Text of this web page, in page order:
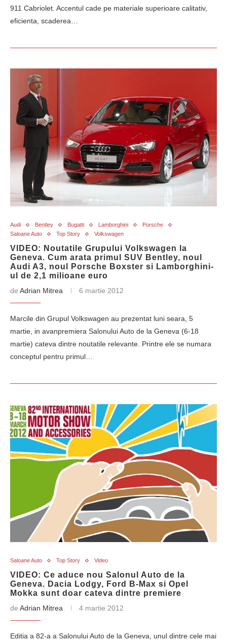
911 Cabriolet. Accentul cade pe materiale superioare calitativ,
eficienta, scaderea…
Audi Bentley Bugatti Lamborghini
Porsche
Saloane Auto
Top Story Volkswagen
VIDEO: Noutatile Grupului Volkswagen la
Geneva. Cum arata primul SUV Bentley, noul
Audi A3, noul Porsche Boxster si Lamborghini-
ul de 2,1 milioane euro
de Adrian Mitrea 6 martie 2012
Marcile din Grupul Volkswagen au prezentat luni seara, 5
martie, in avanpremiera Salonului Auto de la Geneva (6-18
martie) cateva dintre noutatile relevante. Printre ele se numara
conceptul pentru primul…
Saloane Auto Top Story Video
VIDEO: Ce aduce nou Salonul Auto de la
Geneva. Dacia Lodgy, Ford B-Max si Opel
Mokka sunt doar cateva dintre premiere
de Adrian Mitrea 4 martie 2012
Editia a 82-a a Salonului Auto de la Geneva, unul dintre cele mai